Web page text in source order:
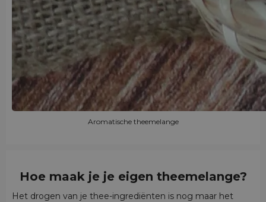
Aromatische theemelange
Hoe maak je je eigen theemelange?
Het drogen van je thee-ingrediënten is nog maar het